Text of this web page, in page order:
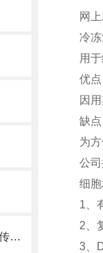
人肺癌细胞 A549细胞 ATCC细胞 传代细胞
网
冷
用
优
因
缺
为
公
细
1、
2、
3、